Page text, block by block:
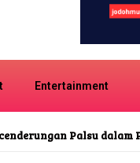
Entertainment
Palsu dalam